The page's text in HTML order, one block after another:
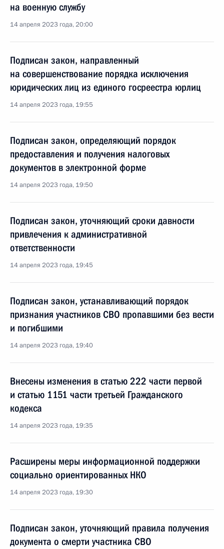
на военную службу
14 апреля 2023 года, 20:00
Подписан закон, направленный
на совершенствование порядка исключения
юридических лиц из единого госреестра юрлиц
14 апреля 2023 года, 19:55
Подписан закон, определяющий порядок
предоставления и получения налоговых
документов в электронной форме
14 апреля 2023 года, 19:50
Подписан закон, уточняющий сроки давности
привлечения к административной
ответственности
14 апреля 2023 года, 19:45
Подписан закон, устанавливающий порядок
признания участников СВО пропавшими без вести
и погибшими
14 апреля 2023 года, 19:40
Внесены изменения в статью 222 части первой
и статью 1151 части третьей Гражданского
кодекса
14 апреля 2023 года, 19:35
Расширены меры информационной поддержки
социально ориентированных НКО
14 апреля 2023 года, 19:30
Подписан закон, уточняющий правила получения
документа о смерти участника СВО